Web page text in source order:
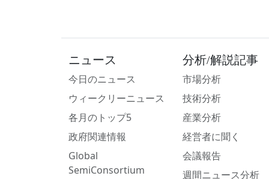
ニュース
今日のニュース
ウィークリーニュース
各月のトップ5
政府関連情報
Global
SemiConsortium
分析/解説記事
市場分析
技術分析
産業分析
経営者に聞く
会議報告
週間ニュース分析